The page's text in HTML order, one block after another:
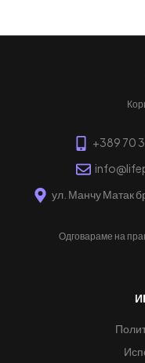
+389 70
ул. Манчу Матак
Одговараме на